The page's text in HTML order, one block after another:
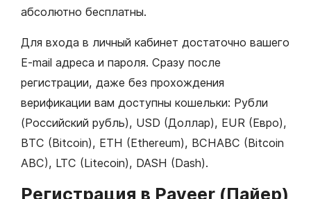
абсолютно бесплатны.
Для входа в личный кабинет достаточно вашего
E-mail адреса и пароля. Сразу после
регистрации, даже без прохождения
верификации вам доступны кошельки: Рубли
(Российский рубль), USD (Доллар), EUR (Евро),
BTC (Bitcoin), ETH (Ethereum), BCHABC (Bitcoin
ABC), LTC (Litecoin), DASH (Dash).
Регистрация в Payeer (Пайер)